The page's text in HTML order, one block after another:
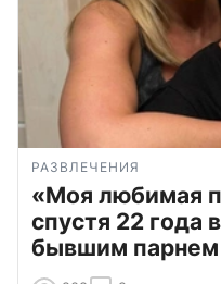
РАЗВЛЕЧЕНИЯ
«Моя любимая
спустя 22 года
бывшим